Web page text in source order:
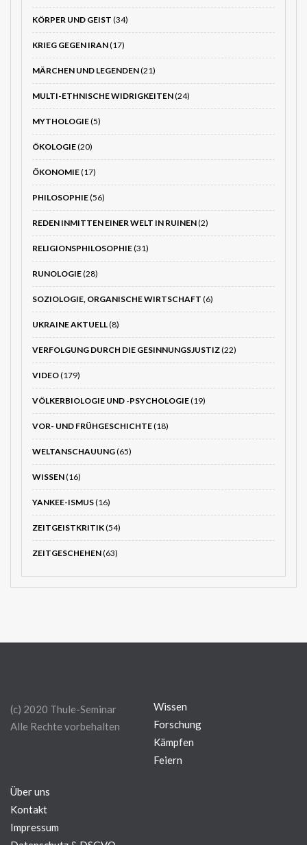
KÖRPER UND GEIST (34)
KRIEG GEGEN IRAN(17)
MÄRCHEN UND LEGENDEN(21)
MULTI-ETHNISCHE WIDRIGKEITEN(24)
MYTHOLOGIE(5)
ÖKOLOGIE(20)
ÖKONOMIE(17)
PHILOSOPHIE(56)
REDEN INMITTEN EINER WELT IN RUINEN(2)
RELIGIONSPHILOSOPHIE(31)
RUNOLOGIE(28)
SOZIOLOGIE, ORGANISCHE WIRTSCHAFT (6)
UKRAINE AKTUELL(8)
VERFOLGUNG DURCH DIE GESINNUNGSJUSTIZ(22)
VIDEO(179)
VÖLKERBIOLOGIE UND -PSYCHOLOGIE(19)
VOR- UND FRÜHGESCHICHTE(18)
WELTANSCHAUUNG(65)
WISSEN(16)
YANKEE-ISMUS(16)
ZEITGEISTKRITIK(54)
ZEITGESCHEHEN(63)
(c) 2020 Thule-Seminar
Alle Rechte vorbehalten
Wissen
Forschung
Kämpfen
Feiern
Über uns
Kontakt
Impressum